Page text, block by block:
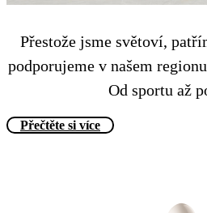
Přestože jsme světoví,
podporujeme v našem
Od sportu až
Přečtěte si více